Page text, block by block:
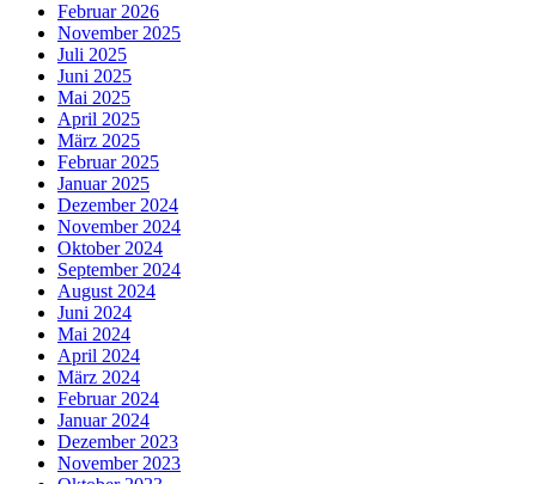
Februar 2026
November 2025
Juli 2025
Juni 2025
Mai 2025
April 2025
März 2025
Februar 2025
Januar 2025
Dezember 2024
November 2024
Oktober 2024
September 2024
August 2024
Juni 2024
Mai 2024
April 2024
März 2024
Februar 2024
Januar 2024
Dezember 2023
November 2023